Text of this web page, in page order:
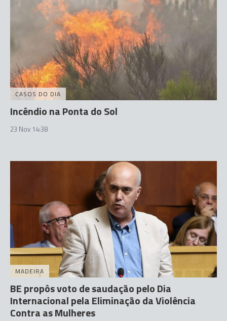
CASOS DO DIA
Incêndio na Ponta do Sol
23 Nov 14:38
MADEIRA
BE propôs voto de saudação pelo Dia
Internacional pela Eliminação da Violência
Contra as Mulheres